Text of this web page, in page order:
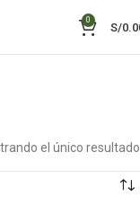
0
S/
el único resultado